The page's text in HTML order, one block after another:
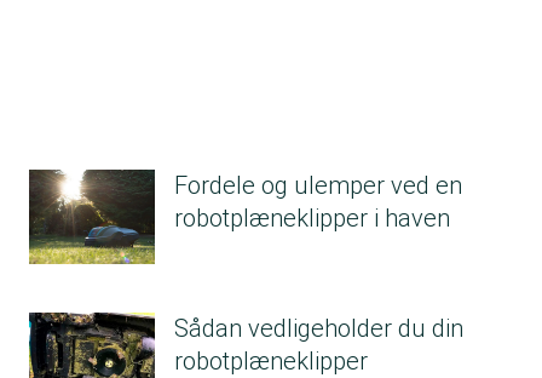
Fordele og ulemper ved en
robotplæneklipper i haven
Sådan vedligeholder du din
robotplæneklipper